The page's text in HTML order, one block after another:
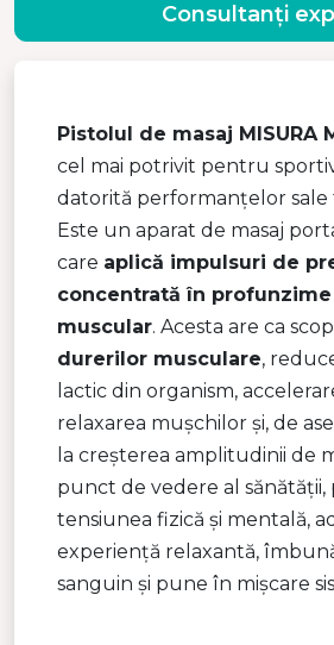
Pistolul de masaj MISURA
cel mai potrivit pentru
datorită performanțelor sale
Este un aparat de masaj
care aplică impulsuri de
concentrată în
muscular. Acesta are ca scop
durerilor musculare,
lactic din organism,
relaxarea mușchilor și, de
la creșterea amplitudinii de
punct de vedere al
tensiunea fizică și mentală,
experiență relaxantă,
sanguin și pune în mișcare
Consultanți